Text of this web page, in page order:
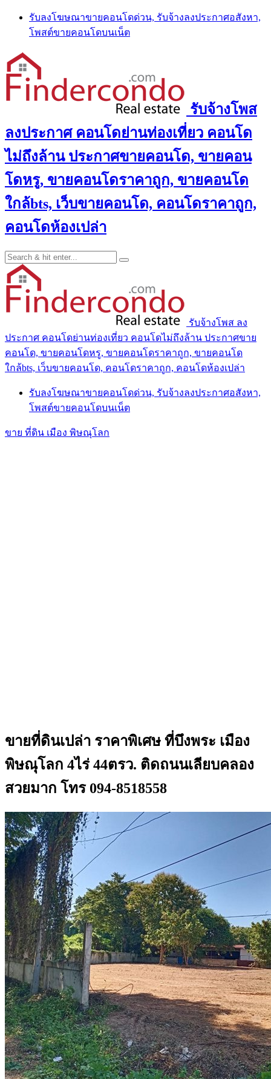
Skip
content
รับลงโฆษณาขายคอนโดด่วน, รับจ้างลงประกาศอสังหา,
โพสต์ขายคอนโดบนเน็ต
รับจ้างโพส
ลงประกาศ คอนโดย่านท่องเที่ยว คอนโด
ไม่ถึงล้าน ประกาศขายคอนโด, ขายคอน
โดหรู, ขายคอนโดราคาถูก, ขายคอนโด
ใกล้bts, เว็บขายคอนโด, คอนโดราคาถูก,
คอนโดห้องเปล่า
รับจ้างโพส ลง
ประกาศ คอนโดย่านท่องเที่ยว คอนโดไม่ถึงล้าน ประกาศขาย
คอนโด, ขายคอนโดหรู, ขายคอนโดราคาถูก, ขายคอนโด
ใกล้bts, เว็บขายคอนโด, คอนโดราคาถูก, คอนโดห้องเปล่า
รับลงโฆษณาขายคอนโดด่วน, รับจ้างลงประกาศอสังหา,
โพสต์ขายคอนโดบนเน็ต
ขาย ที่ดิน เมือง พิษณุโลก
ขายที่ดินเปล่า ราคาพิเศษ ที่บึงพระ เมือง
พิษณุโลก 4ไร่ 44ตรว. ติดถนนเลียบคลอง
สวยมาก โทร 094-8518558